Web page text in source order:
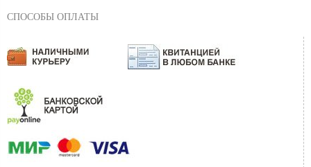
СПОСОБЫ ОПЛАТЫ